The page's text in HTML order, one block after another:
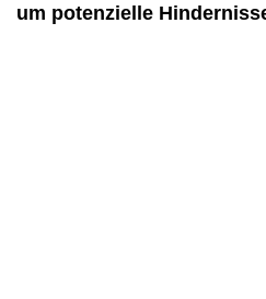
um potenzielle